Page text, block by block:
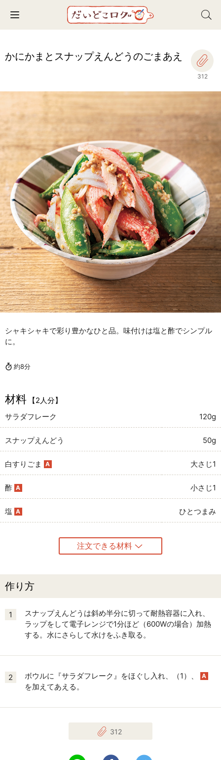
Toggle navigation
かにかまとスナップえんどうのごまあえ
312
シャキシャキで彩り豊かなひと品。味付けは塩と酢でシンプル
に。
約8分
材料
【2人分】
サラダフレーク
120g
スナップえんどう 50g
白すりごま A 大さじ1
酢 A 小さじ1
塩 A ひとつまみ
注文できる材料
作り方
1
スナップえんどうは斜め半分に切って耐熱容器に入れ、
ラップをして電子レンジで1分ほど（600Wの場合）加熱
する。水にさらして水けをふき取る。
2 ボウルに『サラダフレーク』をほぐし入れ、（1）、 A
を加えてあえる。
312
LINEで送る Facebookでシェアする